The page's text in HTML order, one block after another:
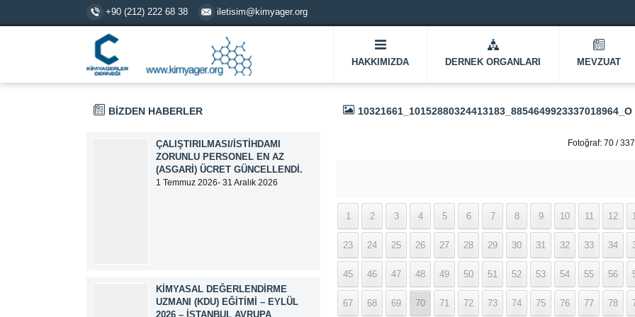
+90 (212) 222 68 38 iletisim@kimyager.org
HAKKIMIZDA DERNEK ORGANLARI MEVZUAT
10321661_10152880324413183_8854649923337018964_O
Fotoğraf: 70 / 337
1 2 3 4 5 6 7 8 9 10 11 12
23 24 25 26 27 28 29 30 31 32 33 34
45 46 47 48 49 50 51 52 53 54 55 56
67 68 69 70 71 72 73 74 75 76 77 78
BİZDEN HABERLER
ÇALIŞTIRILMASI/İSTIHDAMI
ZORUNLU PERSONEL EN AZ
(ASGARI) ÜCRET GÜNCELLENDI.
1 Temmuz 2026- 31 Aralık 2026
KIMYASAL DEĞERLENDIRME
UZMANI (KDU) EĞITIMI – EYLÜL
2026 – İSTANBUL AVRUPA